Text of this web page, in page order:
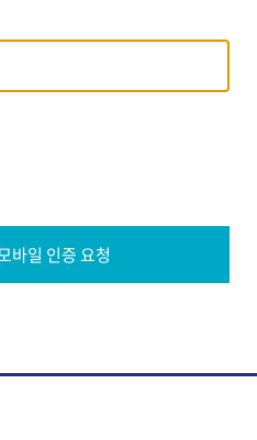
바일 인증 요청